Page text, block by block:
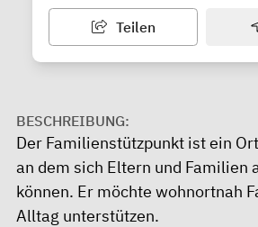
Teilen
BESCHREIBUNG:
Der Familienstützpunkt ist ein
an dem sich Eltern und Familien
können. Er möchte wohnortnah
Alltag unterstützen.